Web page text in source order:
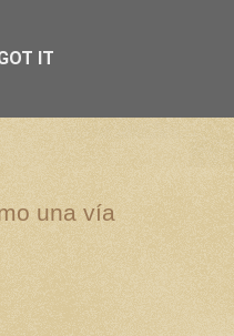
una vía
IT